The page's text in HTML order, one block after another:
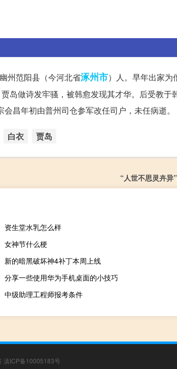
州范阳县（今河北省涿州市）人。早年出家为
岛做诗发牢骚，被韩愈发现其才华。后受教于
昌年初由普州司仓参军改任司户，未任病逝。
白衣 贾岛
“人世不思灵卉异
资生堂水乳怎么样
女神节什么梗
新的暗黑破坏神4补丁本周上线
分享一些使用华为手机桌面的小技巧
中级助理工程师报考条件
滇ICP备10005183号